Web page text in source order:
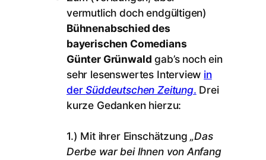
vermutlich doch endgültigen)
Bühnenabschied des
bayerischen Comedians
Günter Grünwald gab’s noch ein
sehr lesenswertes Interview in
derSüddeutschen Zeitung. Drei
kurze Gedanken hierzu:
1.) Mit ihrer Einschätzung„Das
Derbe war bei Ihnen von Anfang